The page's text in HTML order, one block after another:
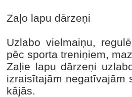
Zaļo lapu dārzeņi
Uzlabo vielmaiņu,
pēc sporta treniņiem,
Zaļie lapu dārzeņi
izraisītajām negatīvajām
kājās.